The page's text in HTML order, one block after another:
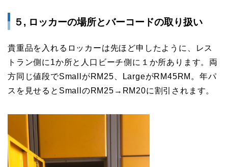
５, ロッカーの場所とバーコードの取り扱い
貴重品を入れるロッカーは先ほど申したように、レス
トラン側に1か所と人口ビーチ側に１か所あります。両
方同じ値段でSmallがRM25、LargeがRM45RM。年パ
スを見せるとSmallのRM25→RM20に割引されます。